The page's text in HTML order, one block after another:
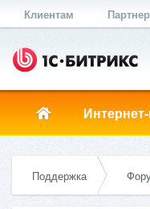
Клиентам
Поддержка